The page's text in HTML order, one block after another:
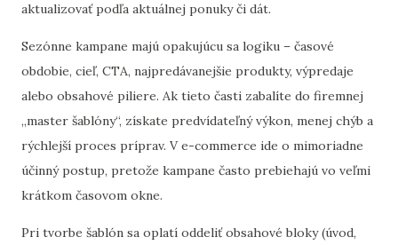
aktualizovať podľa aktuálnej ponuky či dát.
Sezónne kampane majú opakujúcu sa logiku – časové
obdobie, cieľ, CTA, najpredávanejšie produkty, výpredaje
alebo obsahové piliere. Ak tieto časti zabalíte do firemnej
„master šablóny“, získate predvídateľný výkon, menej chýb a
rýchlejší proces príprav. V e-commerce ide o mimoriadne
účinný postup, pretože kampane často prebiehajú vo veľmi
krátkom časovom okne.
Pri tvorbe šablón sa oplatí oddeliť obsahové bloky (úvod,